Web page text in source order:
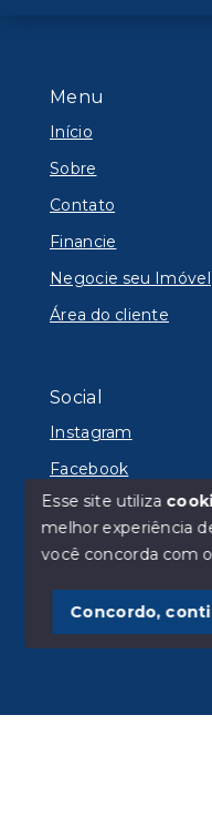
Olá!
Menu
Início
Sobre
Contato
Financie
Negocie seu Imóvel
Área do cliente
Social
Instagram
Facebook
© Copyright 2026 -
SITE PARA IMOBILIARIA
Esse site utiliza
melhor experiência
você concorda com
Concordo,